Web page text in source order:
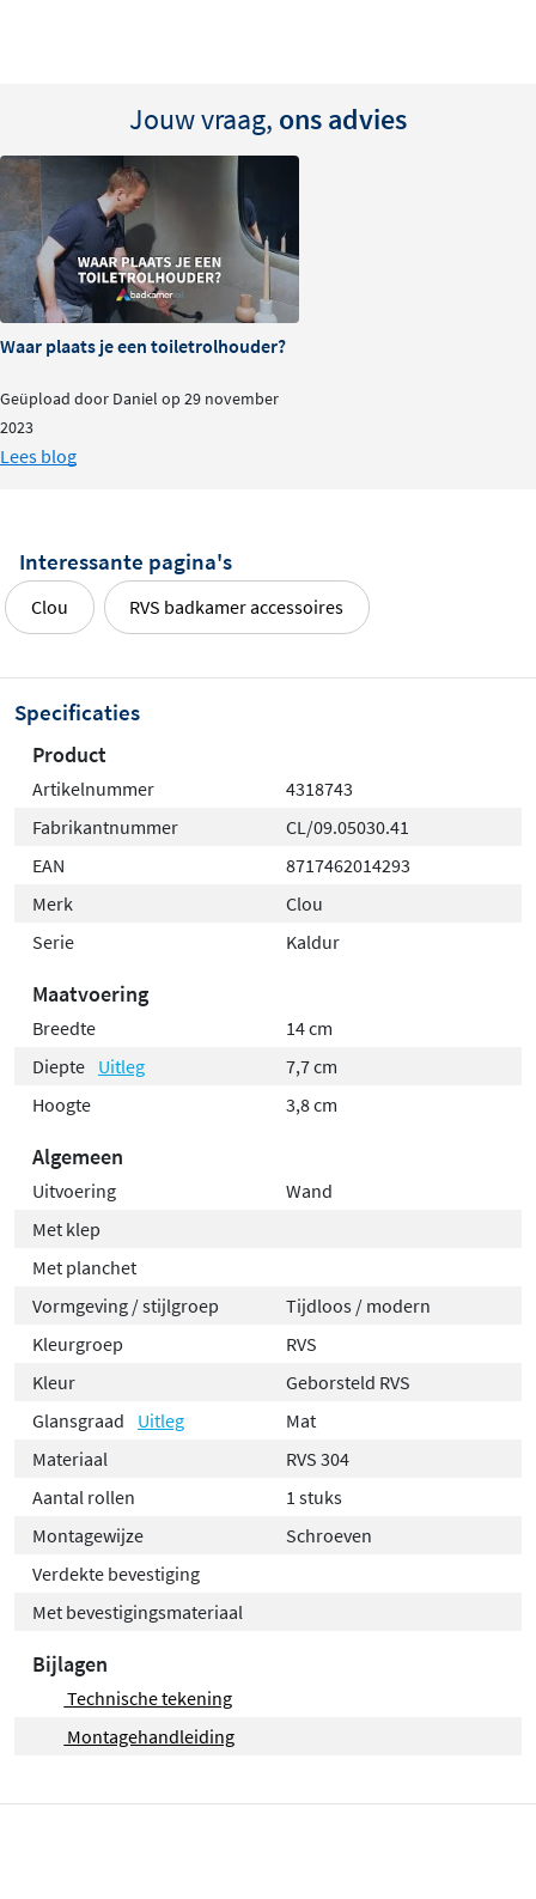
Jouw vraag, ons advies
Waar plaats je een toiletrolhouder?
Geüpload door Daniel op 29 november
2023
Lees blog
Interessante pagina's
Clou RVS badkamer accessoires
Specificaties
Product
Artikelnummer
4318743
Fabrikantnummer
CL/09.05030.41
EAN
8717462014293
Merk
Clou
Serie
Kaldur
Maatvoering
Breedte
14 cm
Diepte Uitleg
7,7 cm
Hoogte
3,8 cm
Algemeen
Uitvoering
Wand
Met klep
Met planchet
Vormgeving / stijlgroep
Tijdloos / modern
Kleurgroep
RVS
Kleur
Geborsteld RVS
Glansgraad
Uitleg
Mat
Materiaal
RVS 304
Aantal rollen
1 stuks
Montagewijze
Schroeven
Verdekte bevestiging
Met bevestigingsmateriaal
Bijlagen
Technische tekening
Montagehandleiding